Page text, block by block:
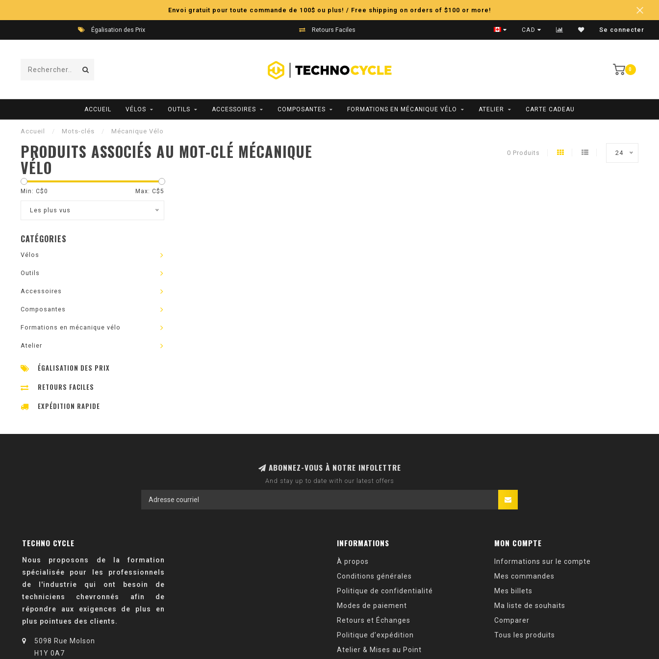
Envoi gratuit pour toute commande de 100$ ou plus! / Free shipping on orders of $100 or more!
Égalisation des Prix Retours Faciles Expédition Rapide
CAD Se connecter
0
ACCUEIL VÉLOS OUTILS ACCESSOIRES COMPOSANTES FORMATIONS EN MÉCANIQUE VÉLO ATELIER CARTE CADEAU
Accueil / Mots-clés / Mécanique Vélo
PRODUITS ASSOCIÉS AU MOT-CLÉ MÉCANIQUE
VÉLO
0 Produits 24
Min: C$0 Max: C$5
Les plus vus
CATÉGORIES
Vélos
Outils
Accessoires
Composantes
Formations en mécanique vélo
Atelier
ÉGALISATION DES PRIX
RETOURS FACILES
EXPÉDITION RAPIDE
ABONNEZ-VOUS À NOTRE INFOLETTRE
And stay up to date with our latest offers
TECHNO CYCLE
Nous proposons de la formation
spécialisée pour les professionnels
de l'industrie qui ont besoin de
techniciens chevronnés afin de
répondre aux exigences de plus en
plus pointues des clients.
5098 Rue Molson
H1Y 0A7
INFORMATIONS
À propos
Conditions générales
Politique de confidentialité
Modes de paiement
Retours et Échanges
Politique d’expédition
Atelier & Mises au Point
MON COMPTE
Informations sur le compte
Mes commandes
Mes billets
Ma liste de souhaits
Comparer
Tous les produits